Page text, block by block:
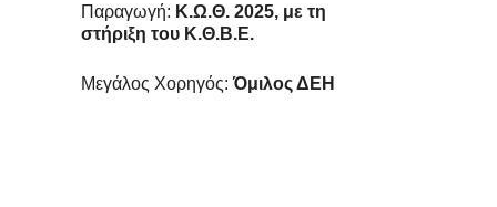
Παραγωγή: Κ.Ω.Θ. 2025, με τη
στήριξη του Κ.Θ.Β.Ε.
Μεγάλος Χορηγός: Όμιλος ΔΕΗ